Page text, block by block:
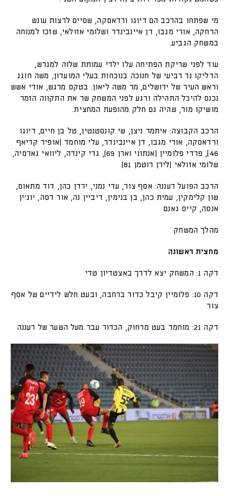
מי שפתחו בהרכב הם דיוגו ורדאסקה, שסיים לרצות עונש
הרחקה, אורי מגבו, דן איינבינדר ושלומי אזולאי, שזכו למנוחה
במשחק הגביע.
עוד לפני שריקת הפתיחה עלו ילדי עמותת שלוה למגרש,
הדליקו נר רביעי של חנוכה בנוכחות בעלי המועדון, משה חוגג
וראש העיר של ירושלים, מר משה ליאון. בטקס מרגש, אודי אשש
נכנס להיכל התהילה ורגע לפני המשחק שר את התקווה הזמר
מושיקו מור, שהיה גם חלק מהופעת המחצית.
הרכב הקבוצה: איתמר ניצן, שי קונסטנטין, טל בן חיים, דיוגו
ורדאסקה, אורי מגבו, דן איינבינדר, עלי מוחמד (אופיר קריאף
46), פרדי פלומיין (אנתוני וארן 69), גדי קינדה, ליוואי גארסיה,
שלומי אזולאי (לירן רוטמן 81)
הרכב הפועל רעננה: אסף צור, עדי נמני, ירדן כהן, דוד מתאוס,
שון קלימקין, עמית כהן, בן בנימין, דיביין נה, אור דסה, יוג׳ין
אנסה, קייס גאנם
מהלך המשחק
מחצית ראשונה
דקה 1: המשחק יצא לדרך באצטדיון טדי
דקה 10: פלומיין קיבל כדור ברחבה, ובעט חלש לידיים של אסף
צור
דקה 21: מוחמד בעט מרחוק, הכדור עבר מעל השער של רעננה